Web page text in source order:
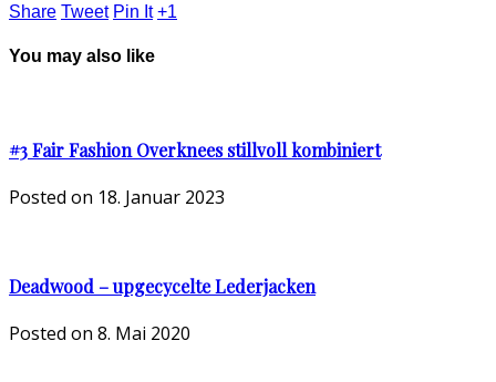
Share Tweet Pin It +1
You may also like
#3 Fair Fashion Overknees stillvoll kombiniert
Posted on 18. Januar 2023
Deadwood – upgecycelte Lederjacken
Posted on 8. Mai 2020